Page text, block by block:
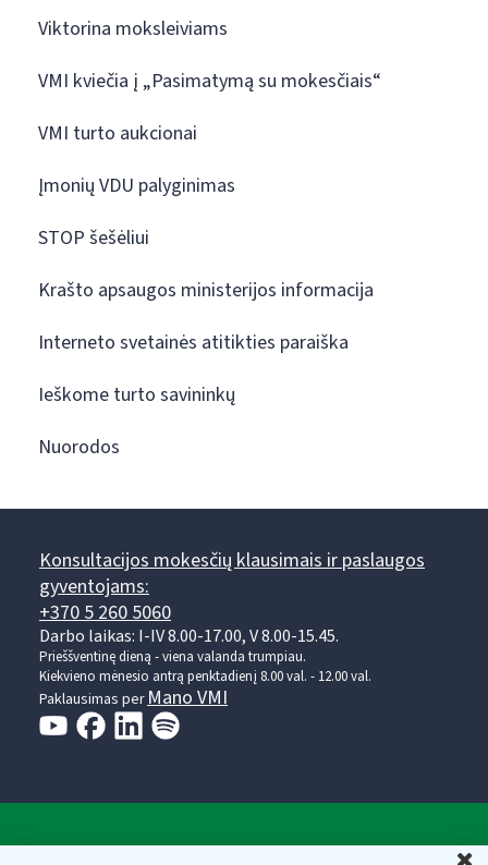
Viktorina moksleiviams
VMI kviečia į „Pasimatymą su mokesčiais“
VMI turto aukcionai
Įmonių VDU palyginimas
STOP šešėliui
Krašto apsaugos ministerijos informacija
Interneto svetainės atitikties paraiška
Ieškome turto savininkų
Nuorodos
Konsultacijos mokesčių klausimais ir paslaugos
gyventojams:
+370 5 260 5060
Darbo laikas: I-IV 8.00-17.00, V 8.00-15.45.
Prieššventinę dieną - viena valanda trumpiau.
Kiekvieno mėnesio antrą penktadienį 8.00 val. - 12.00 val.
Paklausimas perMano VMI
Valstybinė mokesčių inspekcija prie Lietuvos